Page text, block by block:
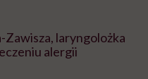
Zawisza, laryngolożka
alergii